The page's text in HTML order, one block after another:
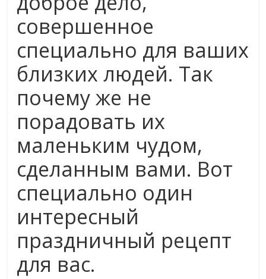
совершенное
специально для ваших
близких людей. Так
почему же не
порадовать их
маленьким чудом,
сделанным вами. Вот
специально один
интересный
праздничный рецепт
для вас.